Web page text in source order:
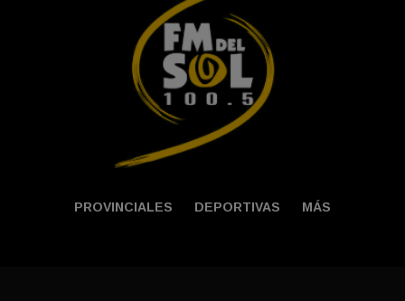
PROVINCIALES DEPORTIVAS MÁS